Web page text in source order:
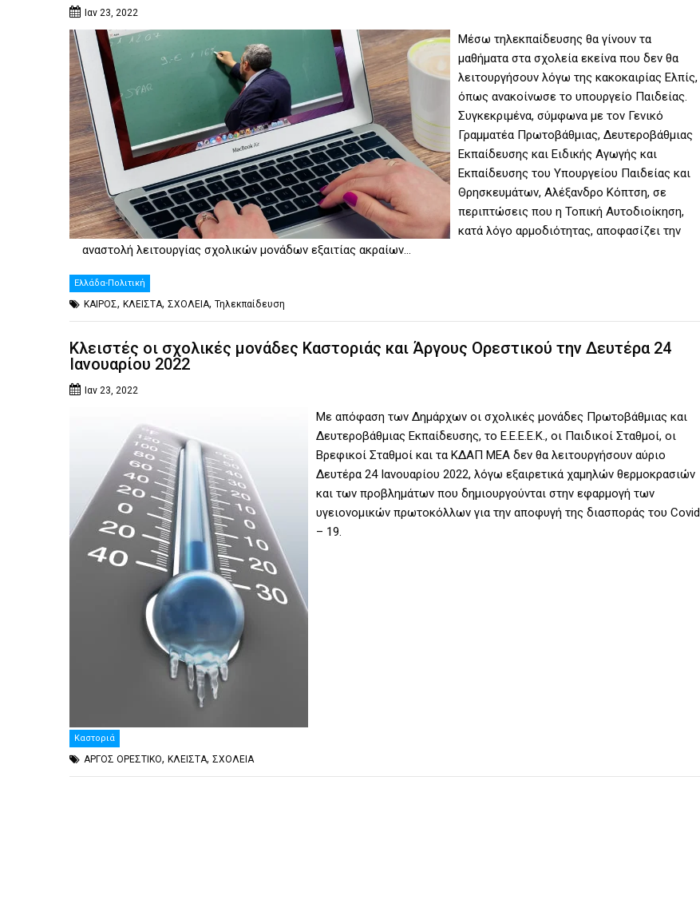
Ιαν 23, 2022
Μέσω τηλεκπαίδευσης θα γίνουν τα
μαθήματα στα σχολεία εκείνα που δεν θα
λειτουργήσουν λόγω της κακοκαιρίας Ελπίς,
όπως ανακοίνωσε το υπουργείο Παιδείας.
Συγκεκριμένα, σύμφωνα με τον Γενικό
Γραμματέα Πρωτοβάθμιας, Δευτεροβάθμιας
Εκπαίδευσης και Ειδικής Αγωγής και
Εκπαίδευσης του Υπουργείου Παιδείας και
Θρησκευμάτων, Αλέξανδρο Κόπτση, σε
περιπτώσεις που η Τοπική Αυτοδιοίκηση,
κατά λόγο αρμοδιότητας, αποφασίζει την
αναστολή λειτουργίας σχολικών μονάδων εξαιτίας ακραίων…
Ελλάδα-Πολιτική
ΚΑΙΡΟΣ, ΚΛΕΙΣΤΑ, ΣΧΟΛΕΙΑ, Τηλεκπαίδευση
Κλειστές οι σχολικές μονάδες Καστοριάς και Άργους Ορεστικού την Δευτέρα 24
Ιανουαρίου 2022
Ιαν 23, 2022
Με απόφαση των Δημάρχων οι σχολικές μονάδες Πρωτοβάθμιας και
Δευτεροβάθμιας Εκπαίδευσης, το Ε.Ε.Ε.Ε.Κ., oι Παιδικοί Σταθμοί, οι
Βρεφικοί Σταθμοί και τα ΚΔΑΠ ΜΕΑ δεν θα λειτουργήσουν αύριο
Δευτέρα 24 Ιανουαρίου 2022, λόγω εξαιρετικά χαμηλών θερμοκρασιών
και των προβλημάτων που δημιουργούνται στην εφαρμογή των
υγειονομικών πρωτοκόλλων για την αποφυγή της διασποράς του Covid
– 19.
Καστοριά
ΑΡΓΟΣ ΟΡΕΣΤΙΚΟ, ΚΛΕΙΣΤΑ, ΣΧΟΛΕΙΑ